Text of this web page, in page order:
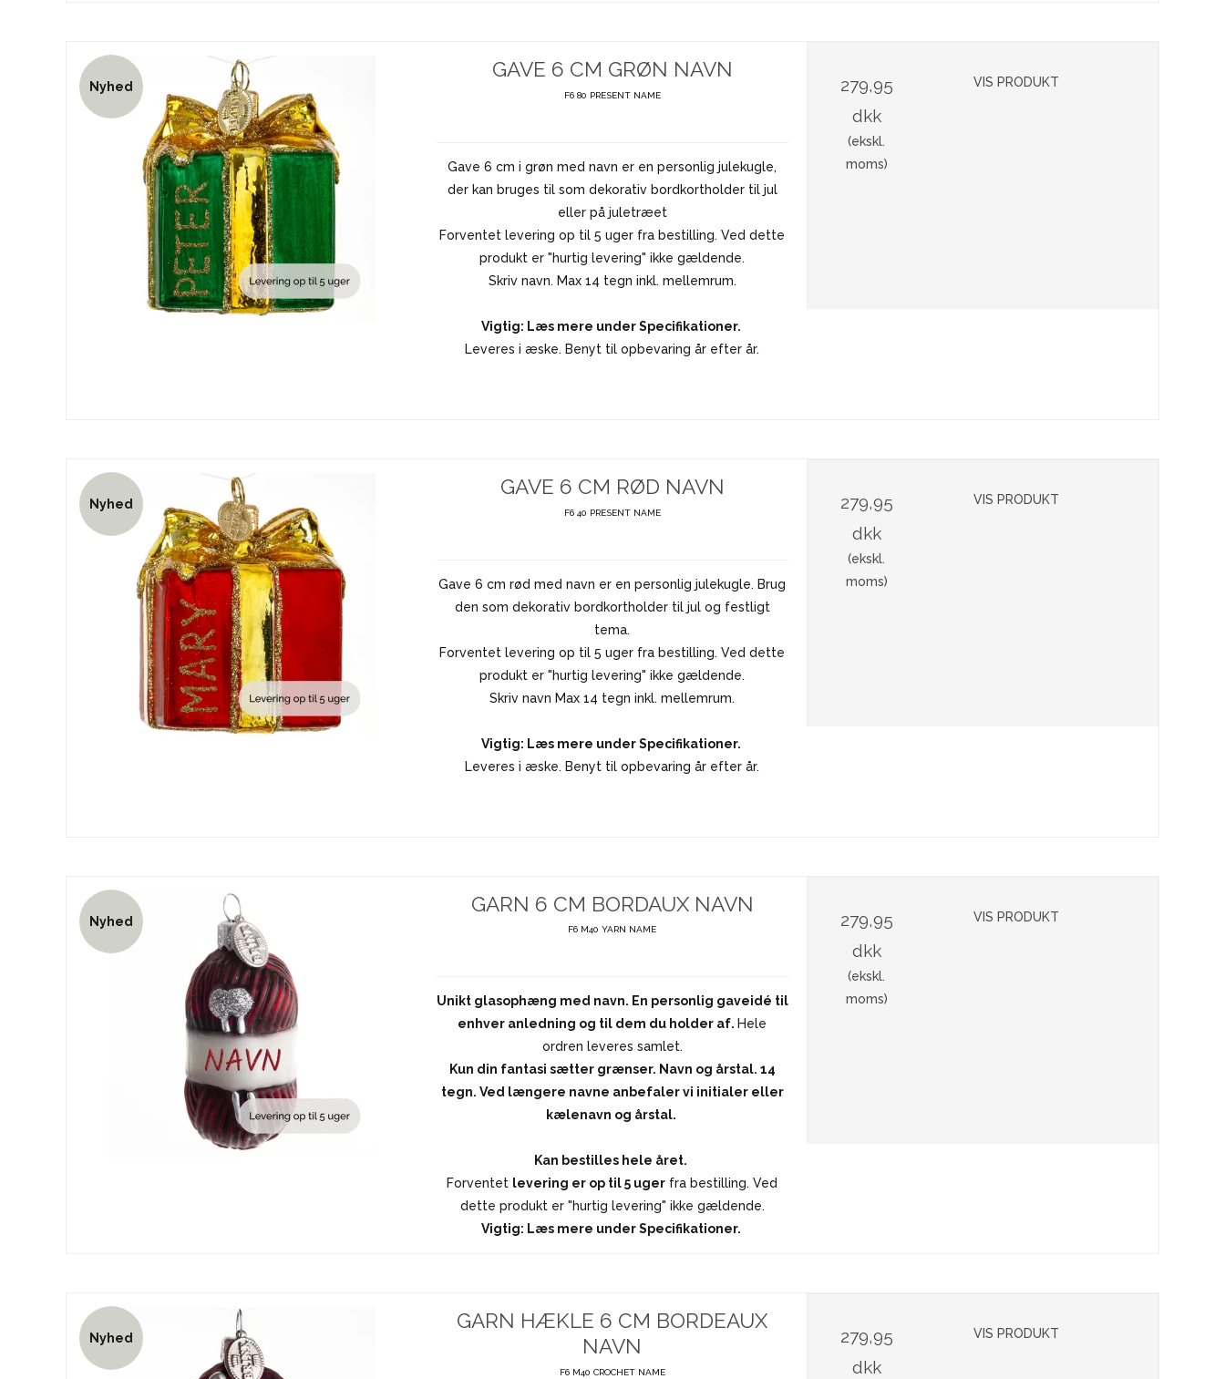
Nyhed
GAVE 6 CM GRØN NAVN
F6 80 PRESENT NAME
Gave 6 cm i grøn med navn er en personlig julekugle,
der kan bruges til som dekorativ bordkortholder til jul
eller på juletræet
Forventet levering op til 5 uger fra bestilling. Ved dette
produkt er "hurtig levering" ikke gældende.
Skriv navn. Max 14 tegn inkl. mellemrum.
Vigtig: Læs mere under Specifikationer.
Leveres i æske. Benyt til opbevaring år efter år.
279,95
dkk
(ekskl.
moms)
VIS PRODUKT
Nyhed
GAVE 6 CM RØD NAVN
F6 40 PRESENT NAME
Gave 6 cm rød med navn er en personlig julekugle. Brug
den som dekorativ bordkortholder til jul og festligt
tema.
Forventet levering op til 5 uger fra bestilling. Ved dette
produkt er "hurtig levering" ikke gældende.
Skriv navn Max 14 tegn inkl. mellemrum.
Vigtig: Læs mere under Specifikationer.
Leveres i æske. Benyt til opbevaring år efter år.
279,95
dkk
(ekskl.
moms)
VIS PRODUKT
Nyhed
GARN 6 CM BORDAUX NAVN
F6 M40 YARN NAME
Unikt glasophæng med navn. En personlig gaveidé til
enhver anledning og til dem du holder af. Hele
ordren leveres samlet.
Kun din fantasi sætter grænser. Navn og årstal. 14
tegn. Ved længere navne anbefaler vi initialer eller
kælenavn og årstal.
Kan bestilles hele året.
Forventet levering er op til 5 uger fra bestilling. Ved
dette produkt er "hurtig levering" ikke gældende.
Vigtig: Læs mere under Specifikationer.
279,95
dkk
(ekskl.
moms)
VIS PRODUKT
Nyhed
GARN HÆKLE 6 CM BORDEAUX
NAVN
F6 M40 CROCHET NAME
279,95
dkk
VIS PRODUKT